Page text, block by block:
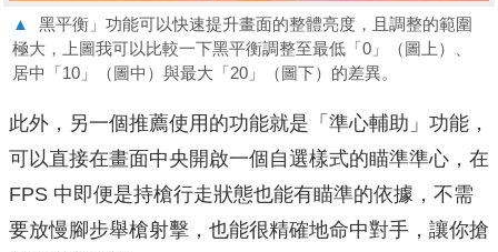
▲
黑平衡」功能可以快速提升畫面的整體亮度，且調整的範圍
極大，上圖我可以比較一下黑平衡調整至最低「0」（圖上）、
居中「10」（圖中）與最大「20」（圖下）的差異。
此外，另一個推薦使用的功能就是「準心輔助」功能，
可以直接在畫面中央開啟一個自選樣式的瞄準準心，在
FPS 中即便是持槍行走狀態也能有瞄準的依據，不需
要放慢腳步舉槍射擊，也能很精確地命中對手，讓你搶